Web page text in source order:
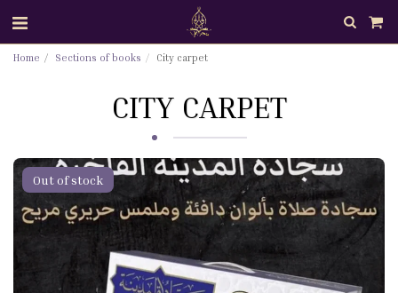
Home Sections of books City carpet
CITY CARPET
Out of stock